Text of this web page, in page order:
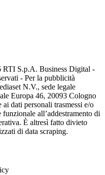
RTI S.p.A. Business Digital -
- Per la pubblicità
N.V., sede legale
Europa 46, 20093 Cologno
dati personali trasmessi e/o
all’addestramento di
È altresì fatto divieto
di data scraping.